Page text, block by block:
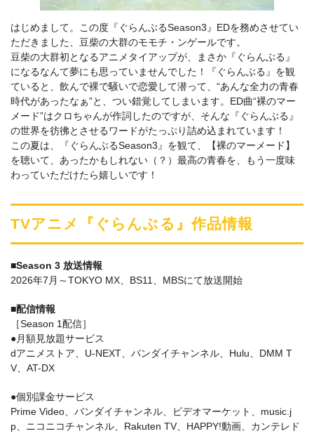
はじめまして。この度『ぐらんぶるSeason3』EDを務めさせてい
ただきました、豆柴の大群のモモチ・ンゲールです。
豆柴の大群初となるアニメタイアップが、まさか『ぐらんぶる』
になるなんて夢にも思っていませんでした！『ぐらんぶる』を観
ていると、飲んで裸で騒いで恋愛して潜って、“あんな全力の青春
時代があったなぁ”と、つい錯覚してしまいます。ED曲“裸のマー
メード”はクロちゃんが作詞したのですが、そんな『ぐらんぶる』
の世界を彷彿とさせるワードがたっぷり詰め込まれています！
この夏は、『ぐらんぶるSeason3』を観て、【裸のマーメード】
を聴いて、あったかもしれない（？）最高の青春を、もう一度味
わっていただけたら嬉しいです！
TVアニメ『ぐらんぶる』作品情報
■Season 3 放送情報
2026年7月～TOKYO MX、BS11、MBSにて放送開始
■配信情報
［Season 1配信］
●月額見放題サービス
dアニメストア、U-NEXT、バンダイチャンネル、Hulu、DMM T
V、AT-DX
●個別課金サービス
Prime Video、バンダイチャンネル、ビデオマーケット、music.j
p、ニコニコチャンネル、Rakuten TV、HAPPY!動画、カンテレド